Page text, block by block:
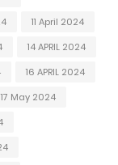
11 April 2024
14 APRIL 2024
16 APRIL 2024
17 May 2024